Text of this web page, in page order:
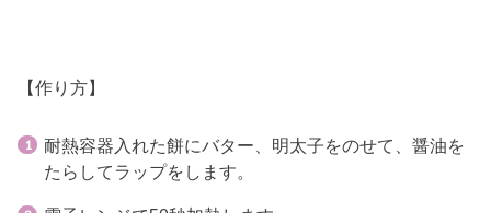
【作り方】
耐熱容器入れた餅にバター、明太子をのせて、醤油を
たらしてラップをします。